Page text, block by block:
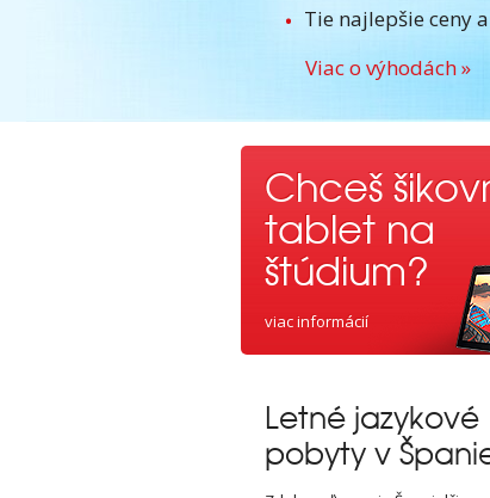
Tie najlepšie ceny
Viac o výhodách »
Chceš
tablet na
štúdium?
viac informácií
Letné jazykové
pobyty v